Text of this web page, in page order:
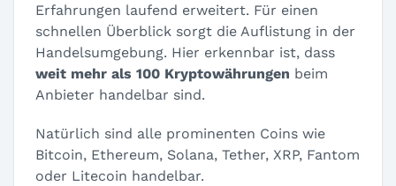
Erfahrungen laufend erweitert. Für einen
schnellen Überblick sorgt die Auflistung in der
Handelsumgebung. Hier erkennbar ist, dass
weit mehr als 100 Kryptowährungen beim
Anbieter handelbar sind.
Natürlich sind alle prominenten Coins wie
Bitcoin, Ethereum, Solana, Tether, XRP, Fantom
oder Litecoin handelbar.